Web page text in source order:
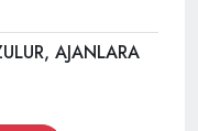
AJANLARA